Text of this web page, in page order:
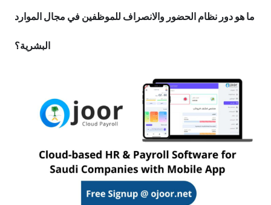
ما هو دور نظام الحضور والانصراف للموظفين في مجال الموارد
البشرية؟